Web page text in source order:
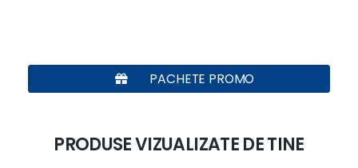
PACHETE PROMO
PRODUSE VIZUALIZATE DE TINE